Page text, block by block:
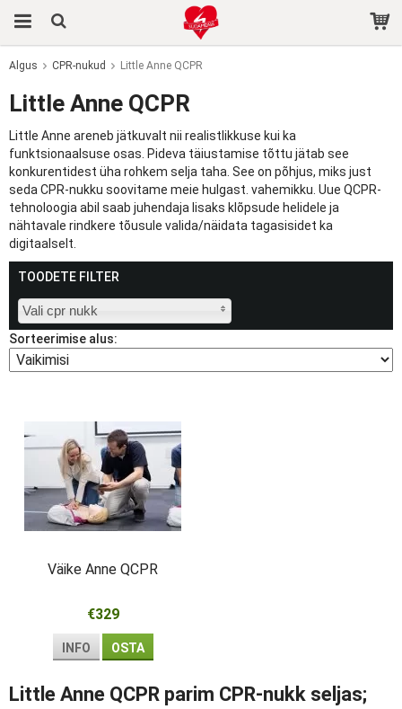
Algus CPR-nukud Little Anne QCPR
Little Anne QCPR
Little Anne areneb jätkuvalt nii realistlikkuse kui ka
funktsionaalsuse osas. Pideva täiustamise tõttu jätab see
konkurentidest üha rohkem selja taha. See on põhjus, miks just
seda CPR-nukku soovitame meie hulgast. vahemikku. Uue QCPR-
tehnoloogia abil saab juhendaja lisaks klõpsude helidele ja
nähtavale rindkere tõusule valida/näidata tagasisidet ka
digitaalselt.
TOODETE FILTER
Vali cpr nukk
Sorteerimise alus:
Väike Anne QCPR
€329
INFO OSTA
Little Anne QCPR parim CPR-nukk seljas;